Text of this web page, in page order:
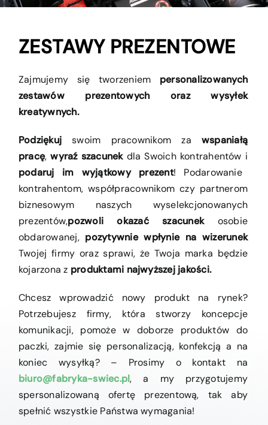
ZESTAWY PREZENTOWE
Zajmujemy się tworzeniem personalizowanych
zestawów prezentowych oraz wysyłek
kreatywnych.
Podziękuj swoim pracownikom za wspaniałą
pracę,wyraź szacunekdla Swoich kontrahentów i
podaruj im wyjątkowy prezent! Podarowanie
kontrahentom, współpracownikom czy partnerom
biznesowym naszych wyselekcjonowanych
prezentów,pozwoli okazać szacunekosobie
obdarowanej, pozytywnie wpłynie na wizerunek
Twojej firmy oraz sprawi, że Twoja marka będzie
kojarzona z produktami najwyższej jakości.
Chcesz wprowadzić nowy produkt na rynek?
Potrzebujesz firmy, która stworzy koncepcje
komunikacji, pomoże w doborze produktów do
paczki, zajmie się personalizacją, konfekcją a na
koniec wysyłką? – Prosimy o kontakt na
biuro@fabryka-swiec.pl, a my przygotujemy
spersonalizowaną ofertę prezentową, tak aby
spełnić wszystkie Państwa wymagania!